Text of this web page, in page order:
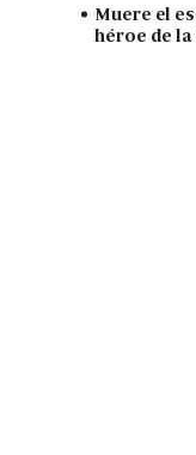
Muere el
héroe de